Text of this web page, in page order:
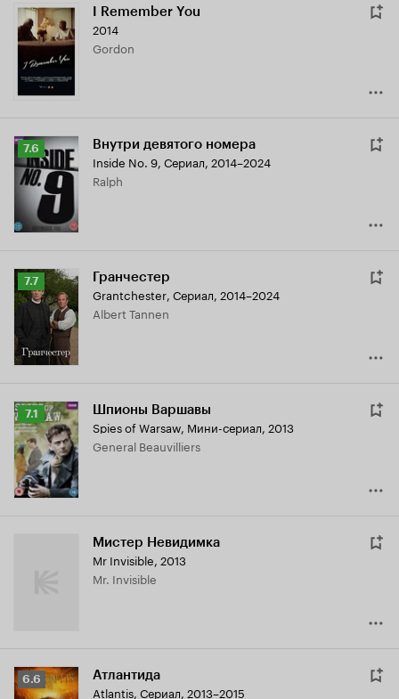
I Remember You
2014
Gordon
Рейтинг
Кинопоиска
7.6
7.6 Внутри девятого номера
Inside No. 9, Сериал, 2014–2024
Ralph
Рейтинг
Кинопоиска
7.7 Гранчестер
Grantchester, Сериал, 2014–2024
Albert Tannen
Рейтинг
Кинопоиска
7.1
7.1 Шпионы Варшавы
Spies of Warsaw, Мини-сериал, 2013
General Beauvilliers
Мистер Невидимка
Mr Invisible, 2013
Mr. Invisible
Рейтинг
Кинопоиска
6.6 Атлантида
Atlantis, Сериал, 2013–2015